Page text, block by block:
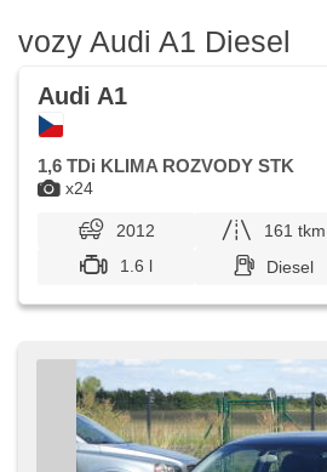
vozy Audi A1 Diesel
x24
Audi A1
1,6 TDi KLIMA ROZVODY STK
2012 161 tkm
1.6 l
Diesel